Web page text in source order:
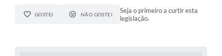
GOSTEI NÃO GOSTEI
Seja o primeiro a curtir esta
legislação.